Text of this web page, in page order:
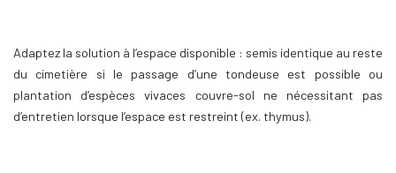
Adaptez la solution à l’espace disponible : semis identique au reste
du cimetière si le passage d’une tondeuse est possible ou
plantation d’espèces vivaces couvre-sol ne nécessitant pas
d’entretien lorsque l’espace est restreint (ex. thymus).